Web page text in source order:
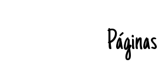
Páginas